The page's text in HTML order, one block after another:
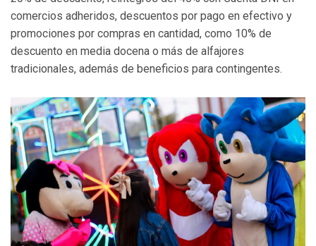
comercios adheridos, descuentos por pago en efectivo y
promociones por compras en cantidad, como 10% de
descuento en media docena o más de alfajores
tradicionales, además de beneficios para contingentes.